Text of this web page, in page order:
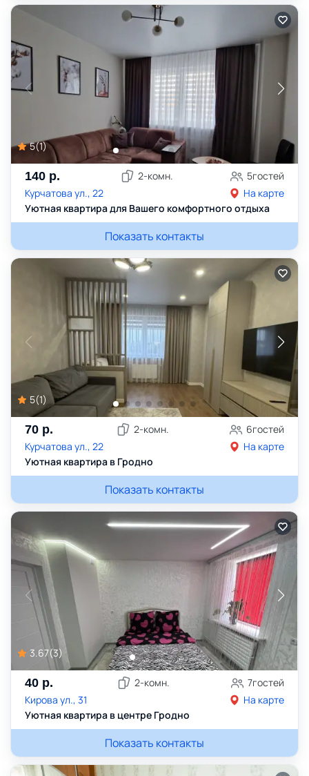
5(1)
140 р. 2-комн. 5гостей
Курчатова ул., 22
На карте
Уютная квартира для Вашего комфортного отдыха
Показать контакты
5(1)
70 р. 2-комн. 6гостей
Курчатова ул., 22
На карте
Уютная квартира в Гродно
Показать контакты
3.67(3)
40 р. 2-комн. 7гостей
Кирова ул., 31
На карте
Уютная квартира в центре Гродно
Показать контакты